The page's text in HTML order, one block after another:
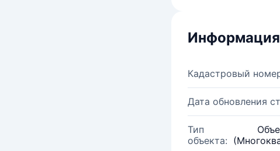
Кадастровый
Дата обновления
Тип
объекта: